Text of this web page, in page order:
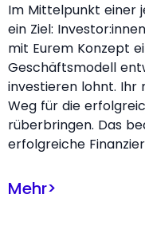
Im Mittelpunkt einer
ein Ziel:
mit Eurem Konzept
Geschäftsmodell
investieren lohnt. Ihr
Weg für die
rüberbringen. Das
erfolgreiche
Mehr>